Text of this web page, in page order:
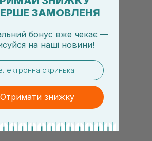
ЗАМОВЛЕНЯ
бонус вже чекає —
на наші новини!
Отримати знижку